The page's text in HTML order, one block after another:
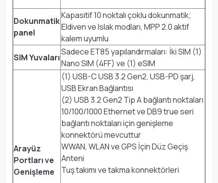
Dokunmatik
panel
Kapasitif 10 noktalı çoklu dokunmatik;
Eldiven ve Islak modları, MPP 2.0 aktif
kalem uyumlu
SIM Yuvaları
Sadece ET85 yapılandırmaları: İki SIM (1)
Nano SIM (4FF) ve (1) eSIM
Arayüz
Portları ve
Genişleme
(1) USB-C USB 3.2 Gen2, USB-PD şarj,
USB Ekran Bağlantısı
(2) USB 3.2 Gen2 Tip A bağlantı noktaları
10/100/1000 Ethernet ve DB9 true seri
bağlantı noktaları için genişleme
konnektörü mevcuttur
WWAN, WLAN ve GPS İçin Düz Geçiş
Anteni
Tuş takımı ve takma konnektörleri